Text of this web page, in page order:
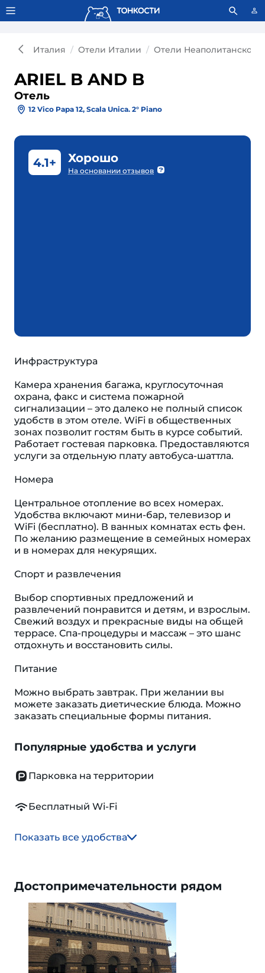
Тонкости используют сookie-файлы. Что это значит?
Италия Отели Италии Отели Неаполитанского
ARIEL B AND B
Отель
12 Vico Papa 12, Scala Unica. 2° Piano
4.1+ Хорошо
На основании отзывов
Инфраструктура
Камера хранения багажа, круглосуточная
охрана, факс и система пожарной
сигнализации – это далеко не полный список
удобств в этом отеле. WiFi в общественных
зонах позволит гостям быть в курсе событий.
Работает гостевая парковка. Предоставляются
услуги за отдельную плату автобуса-шаттла.
Номера
Центральное отопление во всех номерах.
Удобства включают мини-бар, телевизор и
WiFi (бесплатно). В ванных комнатах есть фен.
По желанию размещение в семейных номерах
и в номерах для некурящих.
Спорт и развлечения
Выбор спортивных предложений и
развлечений понравится и детям, и взрослым.
Свежий воздух и прекрасные виды на общей
террасе. Спа-процедуры и массаж – это шанс
отдохнуть и восстановить силы.
Питание
Можно выбрать завтрак. При желании вы
можете заказать диетические блюда. Можно
заказать специальные формы питания.
Популярные удобства и услуги
Парковка на территории
Бесплатный Wi-Fi
Показать все удобства
Достопримечательности рядом